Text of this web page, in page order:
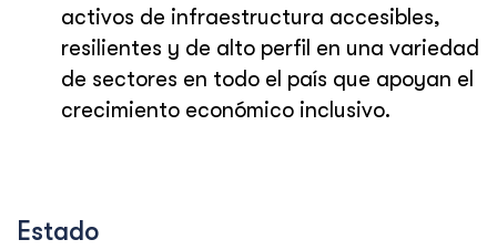
activos de infraestructura accesibles,
resilientes y de alto perfil en una variedad
de sectores en todo el país que apoyan el
crecimiento económico inclusivo.
Estado